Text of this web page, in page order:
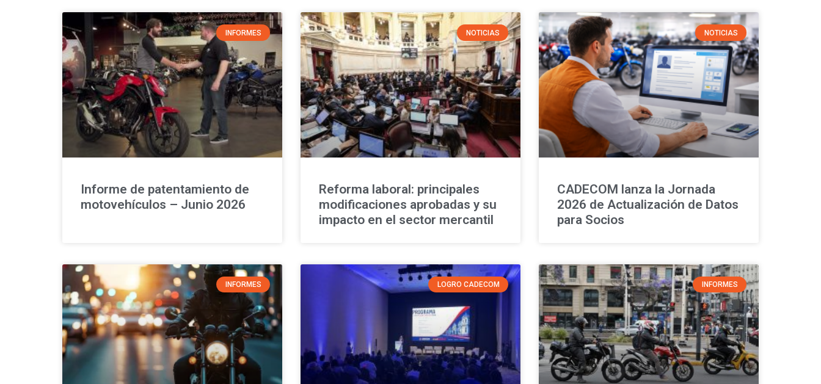
INFORMES
Informe de patentamiento de
motovehículos – Junio 2026
NOTICIAS
Reforma laboral: principales
modificaciones aprobadas y su
impacto en el sector mercantil
NOTICIAS
CADECOM lanza la Jornada
2026 de Actualización de Datos
para Socios
INFORMES LOGRO CADECOM INFORMES